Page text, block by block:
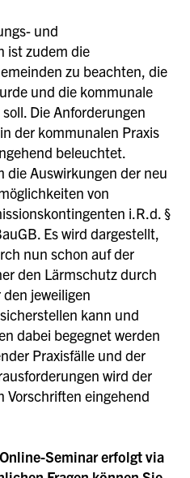
und
ist zudem die
zu beachten, die
und die kommunale
Die Anforderungen
der kommunalen Praxis
beleuchtet.
die Auswirkungen der neu
von
i.R.d. §
Es wird dargestellt,
nun schon auf der
den Lärmschutz durch
jeweiligen
kann und
dabei begegnet werden
Praxisfälle und der
wird der
Vorschriften eingehend
Seminar erfolgt via